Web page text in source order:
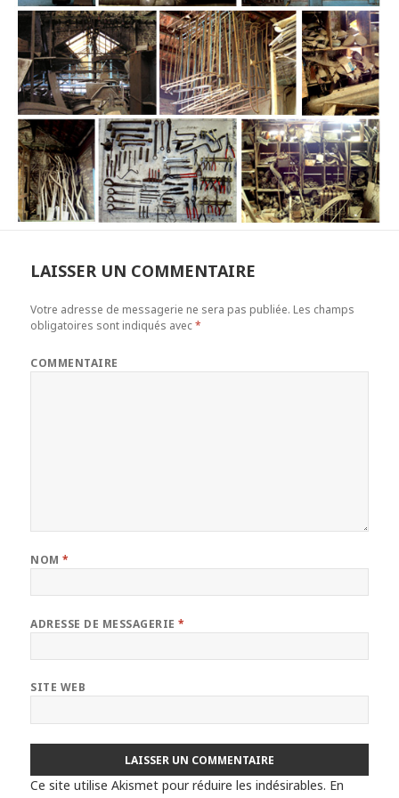
LAISSER UN COMMENTAIRE
Votre adresse de messagerie ne sera pas publiée. Les champs
obligatoires sont indiqués avec*
COMMENTAIRE
NOM*
ADRESSE DE MESSAGERIE*
SITE WEB
Ce site utilise Akismet pour réduire les indésirables. En